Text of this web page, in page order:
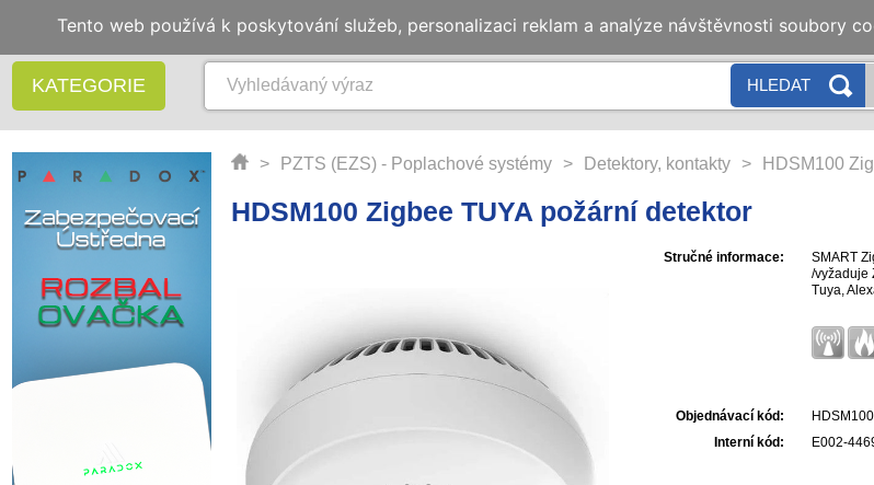
KATEGORIE HLEDAT
> PZTS (EZS) - Poplachové systémy > Detektory, kontakty > HDSM100
HDSM100 Zigbee TUYA požární detektor
Stručné informace:
SMART
/vyžaduje
Tuya,
Objednávací kód:
HDSM100
Interní kód:
E002-
Tento web používá k poskytování služeb, personalizaci reklam a analýze návštěvnosti soubory